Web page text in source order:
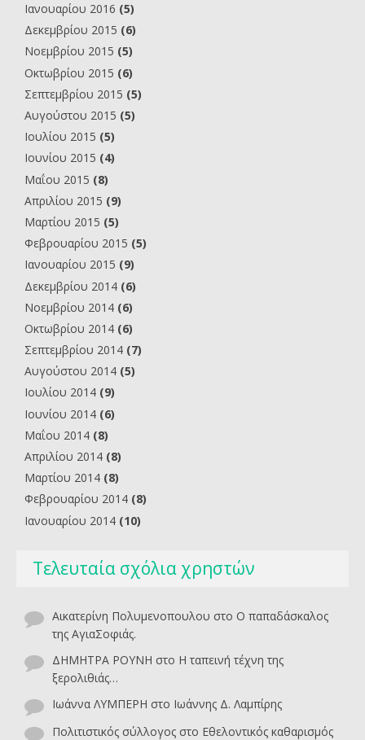
Ιανουαρίου 2016 (5)
Δεκεμβρίου 2015 (6)
Νοεμβρίου 2015 (5)
Οκτωβρίου 2015 (6)
Σεπτεμβρίου 2015 (5)
Αυγούστου 2015 (5)
Ιουλίου 2015 (5)
Ιουνίου 2015 (4)
Μαΐου 2015 (8)
Απριλίου 2015 (9)
Μαρτίου 2015 (5)
Φεβρουαρίου 2015 (5)
Ιανουαρίου 2015 (9)
Δεκεμβρίου 2014 (6)
Νοεμβρίου 2014 (6)
Οκτωβρίου 2014 (6)
Σεπτεμβρίου 2014 (7)
Αυγούστου 2014 (5)
Ιουλίου 2014 (9)
Ιουνίου 2014 (6)
Μαΐου 2014 (8)
Απριλίου 2014 (8)
Μαρτίου 2014 (8)
Φεβρουαρίου 2014 (8)
Ιανουαρίου 2014 (10)
Τελευταία σχόλια χρηστών
Αικατερίνη Πολυμενοπουλου στο O παπαδάσκαλος
της ΑγιαΣοφιάς.
ΔΗΜΗΤΡΑ ΡΟΥΝΗ στο Η ταπεινή τέχνη της
ξερολιθιάς…
Ιωάννα ΛΥΜΠΕΡΗ στο Ιωάννης Δ. Λαμπίρης
Πολιτιστικός σύλλογος στο Εθελοντικός καθαρισμός